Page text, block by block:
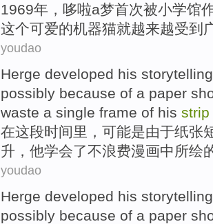
1969年， 哆啦a梦首次被小学馆
这个可爱的机器猫就越来越受到
youdao
Herge developed his storytelling
possibly because of a paper
waste a single frame of his strip
在这段时间里 ， 可能是由于纸张
升， 他学会了不浪费漫画中所绘
youdao
Herge developed his storytelling
possibly because of a paper